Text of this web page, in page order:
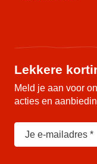
Lekkere
Meld je aan voor
acties en
Je e-mailadres